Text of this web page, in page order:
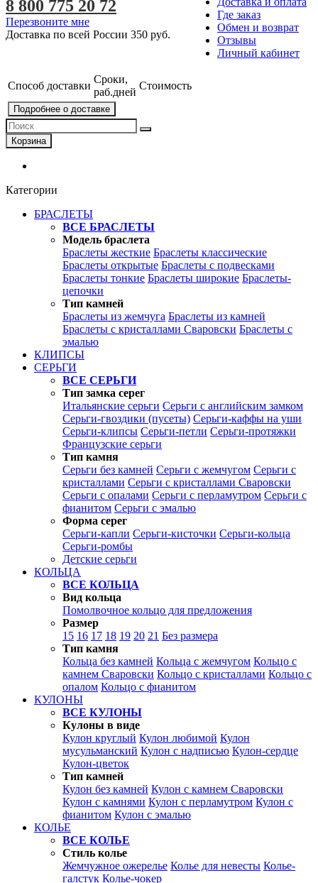
Где заказ
Обмен и возврат
Отзывы
Личный кабинет
8 800 775 20 72
Перезвоните мне
Доставка по всей России 350 руб.
Способ доставки
Сроки,
раб.дней
Стоимость
Подробнее о доставке
Корзина
Категории
БРАСЛЕТЫ
ВСЕ БРАСЛЕТЫ
Модель браслета
Браслеты жесткие Браслеты классические
Браслеты открытые Браслеты с подвесками
Браслеты тонкие Браслеты широкие Браслеты-
цепочки
Тип камней
Браслеты из жемчуга Браслеты из камней
Браслеты с кристаллами Сваровски Браслеты с
эмалью
КЛИПСЫ
СЕРЬГИ
ВСЕ СЕРЬГИ
Тип замка серег
Итальянские серьги Серьги с английским замком
Серьги-гвоздики (пусеты) Серьги-каффы на уши
Серьги-клипсы Серьги-петли Серьги-протяжки
Французские серьги
Тип камня
Серьги без камней Серьги с жемчугом Серьги с
кристаллами Серьги с кристаллами Сваровски
Серьги с опалами Серьги с перламутром Серьги с
фианитом Серьги с эмалью
Форма серег
Серьги-капли Серьги-кисточки Серьги-кольца
Серьги-ромбы
Детские серьги
КОЛЬЦА
ВСЕ КОЛЬЦА
Вид кольца
Помолвочное кольцо для предложения
Размер
15 16 17 18 19 20 21 Без размера
Тип камня
Кольца без камней Кольца с жемчугом Кольцо с
камнем Сваровски Кольцо с кристаллами Кольцо с
опалом Кольцо с фианитом
КУЛОНЫ
ВСЕ КУЛОНЫ
Кулоны в виде
Кулон круглый Кулон любимой Кулон
мусульманский Кулон с надписью Кулон-сердце
Кулон-цветок
Тип камней
Кулон без камней Кулон с камнем Сваровски
Кулон с камнями Кулон с перламутром Кулон с
фианитом Кулон с эмалью
КОЛЬЕ
ВСЕ КОЛЬЕ
Стиль колье
Жемчужное ожерелье Колье для невесты Колье-
галстук Колье-чокер